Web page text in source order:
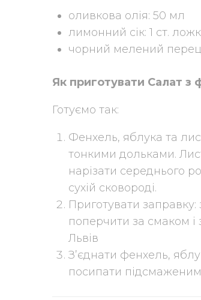
оливкова олія: 50 мл
лимонний сік: 1 ст.
чорний мелений
Як приготувати Салат з
Готуємо так:
Фенхель, яблука та
тонкими дольками.
нарізати середнього
сухій сковороді.
Приготувати
поперчити за смаком і
Львів
З’єднати фенхель,
посипати